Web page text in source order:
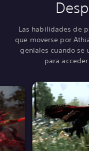
Las habilidades de
que moverse por
geniales cuando se
para